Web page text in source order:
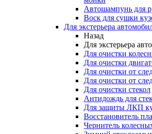
Автошампунь для
Воск для сушки
Для экстерьера
Назад
Для экстерьера
Для очистки
Для очистки
Для очистки от
Для очистки от
Для очистки стекол
Антидождь для
Для защиты ЛКП
Восстановитель
Чернитель